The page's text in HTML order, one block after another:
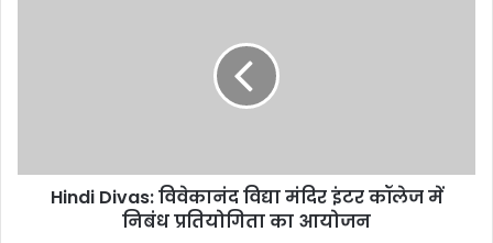
e
Hindi Divas: विवेकानंद विद्या मंदिर इंटर कॉलेज में
निबंध प्रतियोगिता का आयोजन